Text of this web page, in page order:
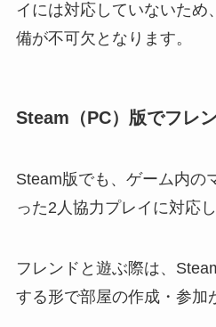
イには対応していないため
備が不可欠となります。
Steam（PC）版でフレ
Steam版でも、ゲーム内の
った2人協力プレイに対応し
フレンドと遊ぶ際は、
する形で部屋の作成・参加